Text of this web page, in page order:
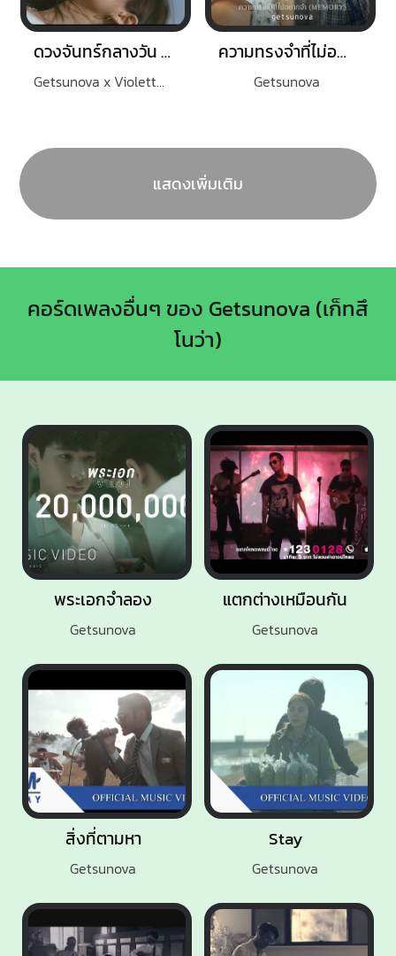
ดวงจันทร์กลางวัน (AFTERMOON)
Getsunova x Violette Wautier
ความทรงจำที่ไม่อยากจำ
Getsunova
แสดงเพิ่มเติม
คอร์ดเพลงอื่นๆ ของ Getsunova (เก็ทสึ
โนว่า)
แตกต่างเหมือนกัน
Getsunova
พระเอกจำลอง
Getsunova
Stay
Getsunova
สิ่งที่ตามหา
Getsunova